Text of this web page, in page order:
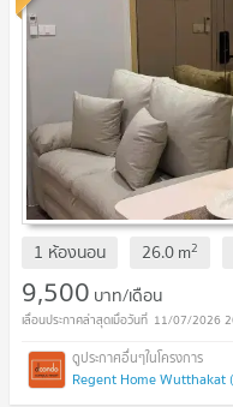
1 ห้องนอน 26.0m2
9,500 บาท/เดือน
11/07/2026
Regent Home Wutthakat